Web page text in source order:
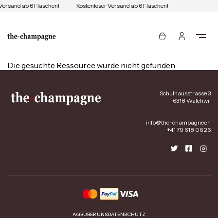
ab 6 Flaschen! Kostenloser Versand ab 6 Flaschen!
Die gesuchte Ressource wurde nicht gefunden
Schulhausstrasse 3
6318 Walchwil
info@the-champagne.ch
+41 79 618 06 26
AGBÜBER UNSDATENSCHUTZ